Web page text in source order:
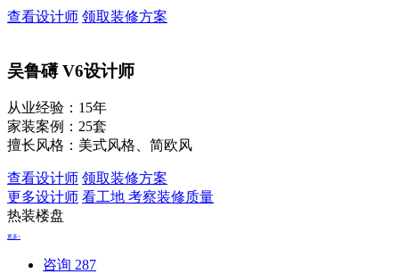
查看设计师 领取装修方案
吴鲁礡V6设计师
从业经验：15年
家装案例：25套
擅长风格：美式风格、简欧风
查看设计师 领取装修方案
更多设计师 看工地 考察装修质量
热装楼盘
更多>
咨询 287